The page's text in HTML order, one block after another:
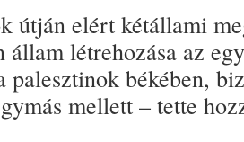
útján elért kétállami
állam létrehozása az
palesztinok békében,
mellett – tette